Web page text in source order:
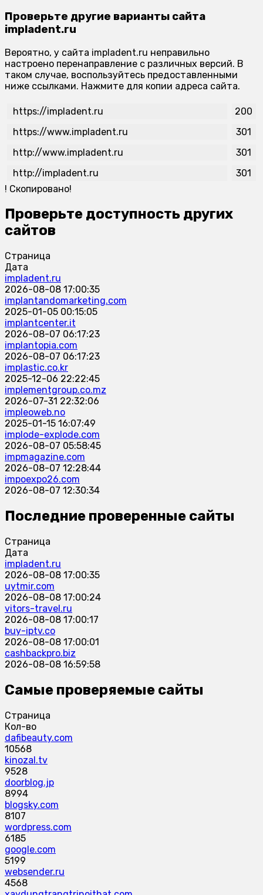
Проверьте другие варианты сайта
impladent.ru
Вероятно, у сайта impladent.ru неправильно
настроено перенаправление с различных версий. В
таком случае, воспользуйтесь предоставленными
ниже ссылками. Нажмите для копии адреса сайта.
https://impladent.ru
200
https://www.impladent.ru
301
http://www.impladent.ru
301
http://impladent.ru
301
! Скопировано!
Проверьте доступность других
сайтов
Страница
Дата
impladent.ru
2026-08-08 17:00:35
implantandomarketing.com
2025-01-05 00:15:05
implantcenter.it
2026-08-07 06:17:23
implantopia.com
2026-08-07 06:17:23
implastic.co.kr
2025-12-06 22:22:45
implementgroup.co.mz
2026-07-31 22:32:06
impleoweb.no
2025-01-15 16:07:49
implode-explode.com
2026-08-07 05:58:45
impmagazine.com
2026-08-07 12:28:44
impoexpo26.com
2026-08-07 12:30:34
Последние проверенные сайты
Страница
Дата
impladent.ru
2026-08-08 17:00:35
uytmir.com
2026-08-08 17:00:24
vitors-travel.ru
2026-08-08 17:00:17
buy-iptv.co
2026-08-08 17:00:01
cashbackpro.biz
2026-08-08 16:59:58
Самые проверяемые сайты
Страница
Кол-во
dafibeauty.com
10568
kinozal.tv
9528
doorblog.jp
8994
blogsky.com
8107
wordpress.com
6185
google.com
5199
websender.ru
4568